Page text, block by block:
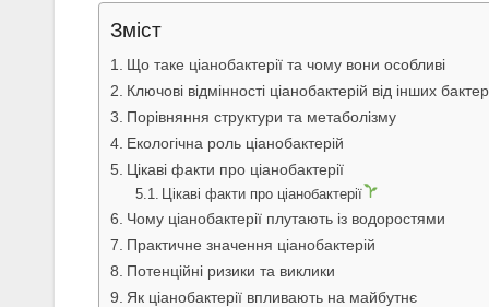
Зміст
Що таке ціанобактерії та чому вони особливі
Ключові відмінності ціанобактерій від інших
Порівняння структури та метаболізму
Екологічна роль ціанобактерій
Цікаві факти про ціанобактерії
Цікаві факти про ціанобактерії
Чому ціанобактерії плутають із водоростями
Практичне значення ціанобактерій
Потенційні ризики та виклики
Як ціанобактерії впливають на майбутнє